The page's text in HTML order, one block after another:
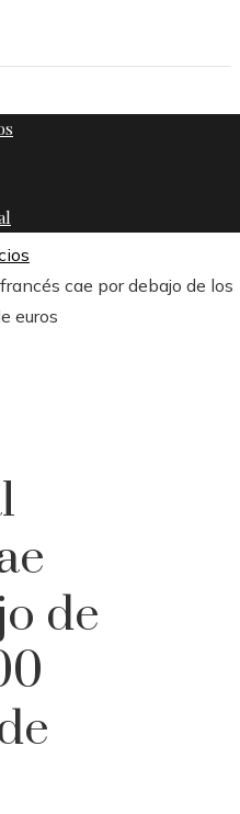
cae por debajo de los
euros
de